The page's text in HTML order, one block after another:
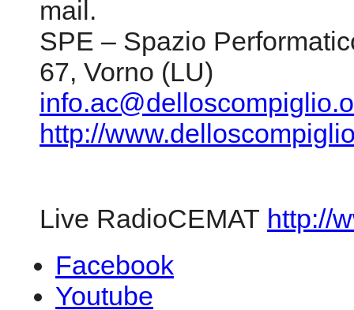
mail.
SPE – Spazio
67, Vorno (LU)
http://
Live RadioCEMAT http://
Facebook
Youtube